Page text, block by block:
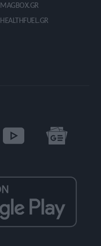
MAGBOX.GR
HEALTHFUEL.GR